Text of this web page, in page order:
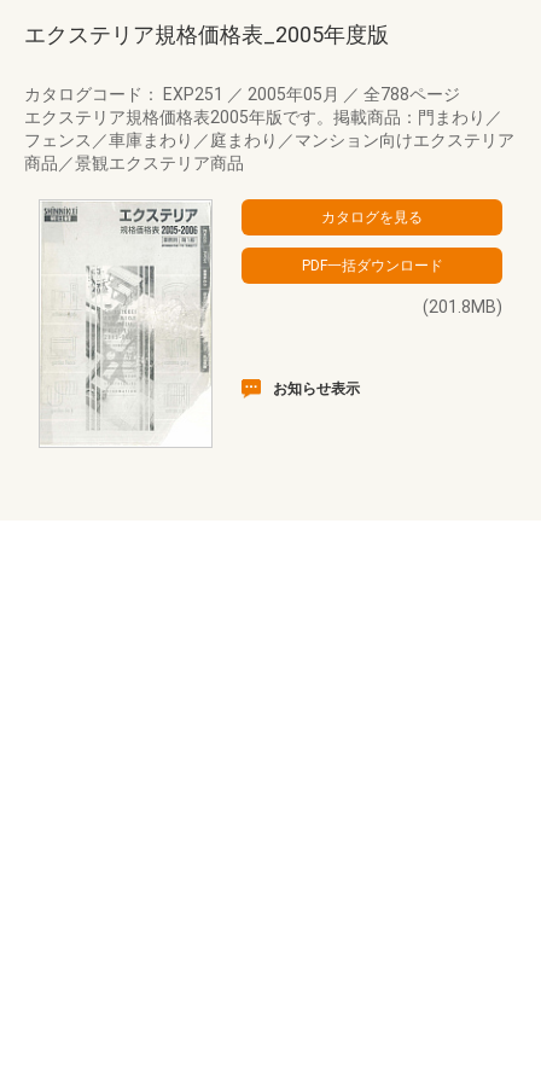
エクステリア規格価格表_2005年度版
カタログコード： EXP251 ／ 2005年05月 ／ 全788ページ
エクステリア規格価格表2005年版です。掲載商品：門まわり／
フェンス／車庫まわり／庭まわり／マンション向けエクステリア
商品／景観エクステリア商品
(201.8MB)
お知らせ表示